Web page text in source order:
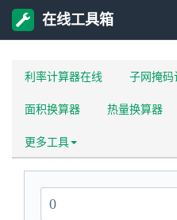
在线工具箱
利率计算器在线 子网掩码
面积换算器 热量换算器
更多工具